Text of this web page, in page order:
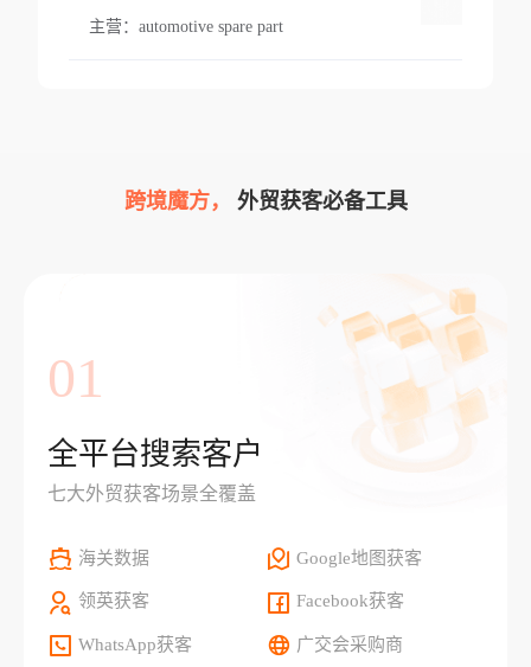
主营： automotive spare part
跨境魔方， 外贸获客必备工具
01
全平台搜索客户
七大外贸获客场景全覆盖
海关数据 Google地图获客
领英获客 Facebook获客
WhatsApp获客 广交会采购商